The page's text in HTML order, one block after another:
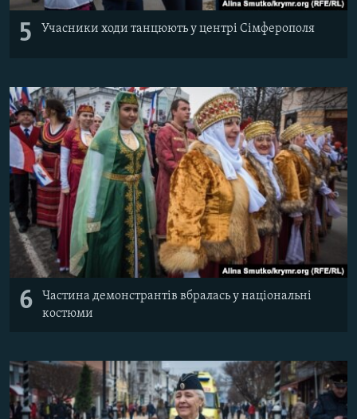
5 Учасники ходи танцюють у центрі Сімферополя
6
Частина демонстрантів вбралась у національні
костюми